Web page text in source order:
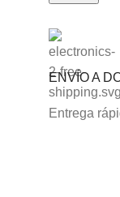
ENVÍO A
Entrega